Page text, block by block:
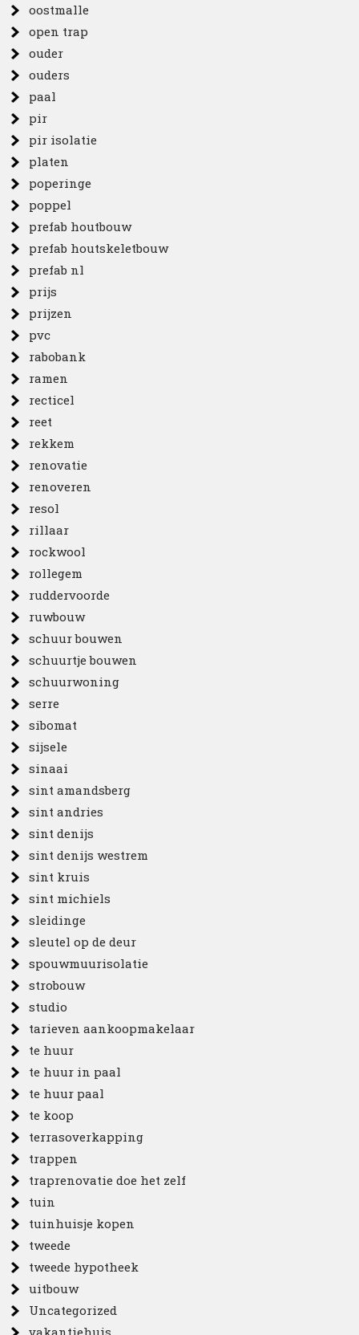
oostmalle
open trap
ouder
ouders
paal
pir
pir isolatie
platen
poperinge
poppel
prefab houtbouw
prefab houtskeletbouw
prefab nl
prijs
prijzen
pvc
rabobank
ramen
recticel
reet
rekkem
renovatie
renoveren
resol
rillaar
rockwool
rollegem
ruddervoorde
ruwbouw
schuur bouwen
schuurtje bouwen
schuurwoning
serre
sibomat
sijsele
sinaai
sint amandsberg
sint andries
sint denijs
sint denijs westrem
sint kruis
sint michiels
sleidinge
sleutel op de deur
spouwmuurisolatie
strobouw
studio
tarieven aankoopmakelaar
te huur
te huur in paal
te huur paal
te koop
terrasoverkapping
trappen
traprenovatie doe het zelf
tuin
tuinhuisje kopen
tweede
tweede hypotheek
uitbouw
Uncategorized
vakantiehuis